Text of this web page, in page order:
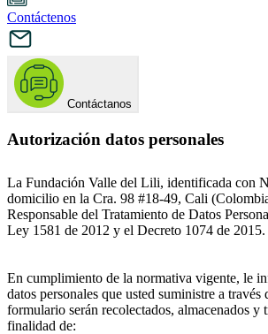
Contáctenos
Contáctanos
Autorización datos personales
La Fundación Valle del Lili, identificada con
domicilio en la Cra. 98 #18-49, Cali
Responsable del Tratamiento de Datos
Ley 1581 de 2012 y el Decreto 1074 de 2015.
En cumplimiento de la normativa vigente, le
datos personales que usted suministre a través
formulario serán recolectados, almacenados y
finalidad de: